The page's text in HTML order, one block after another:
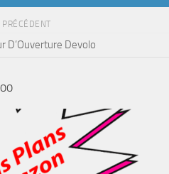
D’Ouverture Devolo